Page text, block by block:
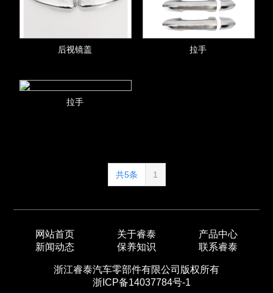
后视镜盖 拉手
拉手
共5条 1
网站首页 关于睿泰
产品中心
新闻动态
保养知识 联系睿泰
浙江睿泰汽车零部件有限公司版权所有
浙ICP备14037784号-1